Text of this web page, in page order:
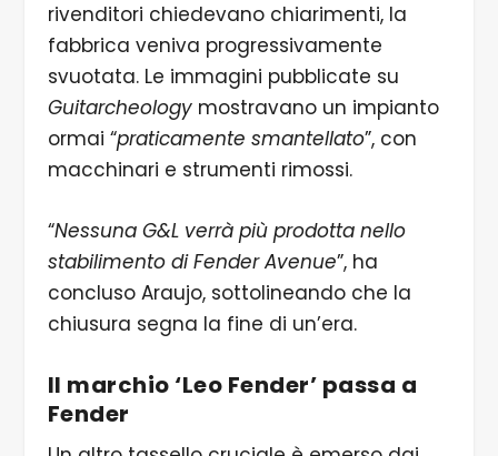
rivenditori chiedevano chiarimenti, la
fabbrica veniva progressivamente
svuotata. Le immagini pubblicate su
Guitarcheologymostravano un impianto
ormai “praticamente smantellato”, con
macchinari e strumenti rimossi.
“Nessuna G&L verrà più prodotta nello
stabilimento di Fender Avenue”, ha
concluso Araujo, sottolineando che la
chiusura segna la fine di un’era.
Il marchio ‘Leo Fender’ passa a
Fender